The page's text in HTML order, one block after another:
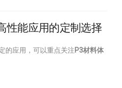
性能应用的定制选择
的应用，可以重点关注P3材料体